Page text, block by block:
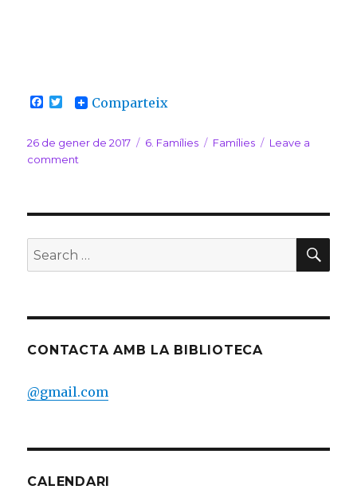
F
e
o
t
t
e
Comparteix
Posted
on
26 de gener de 2017 Categories
6. Famílies Tags
Famílies
Leave a
comment
Search
for:
CONTACTA AMB LA BIBLIOTECA
@gmail.com
CALENDARI